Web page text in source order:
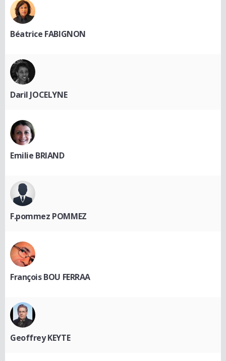
Béatrice FABIGNON
Daril JOCELYNE
Emilie BRIAND
F.pommez POMMEZ
François BOU FERRAA
Geoffrey KEYTE